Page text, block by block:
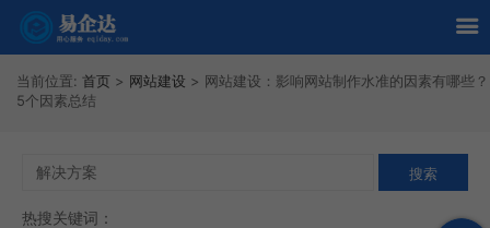
当前位置: 首页 > 网站建设 > 网站建设：影响网站制作水准的因素有哪些？
5个因素总结
热搜关键词：